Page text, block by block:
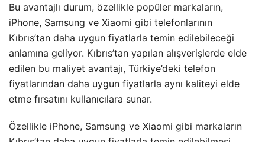
Bu avantajlı durum, özellikle popüler markaların,
iPhone, Samsung ve Xiaomi gibi telefonlarının
Kıbrıs’tan daha uygun fiyatlarla temin edilebileceği
anlamına geliyor. Kıbrıs’tan yapılan alışverişlerde elde
edilen bu maliyet avantajı, Türkiye’deki telefon
fiyatlarından daha uygun fiyatlarla aynı kaliteyi elde
etme fırsatını kullanıcılara sunar.
Özellikle iPhone, Samsung ve Xiaomi gibi markaların